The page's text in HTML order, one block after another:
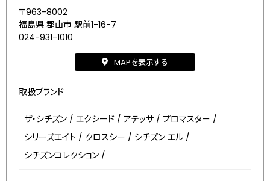
〒963-8002
福島県 郡山市 駅前1-16-7
024-931-1010
MAPを表示する
取扱ブランド
ザ・シチズン / エクシード / アテッサ / プロマスター /
シリーズエイト / クロスシー / シチズン エル /
シチズンコレクション /